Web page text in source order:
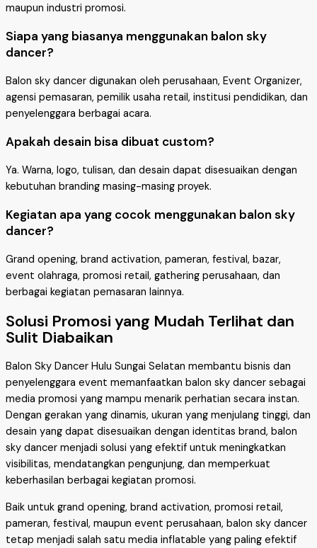
maupun industri promosi.
Siapa yang biasanya menggunakan balon sky
dancer?
Balon sky dancer digunakan oleh perusahaan, Event Organizer,
agensi pemasaran, pemilik usaha retail, institusi pendidikan, dan
penyelenggara berbagai acara.
Apakah desain bisa dibuat custom?
Ya. Warna, logo, tulisan, dan desain dapat disesuaikan dengan
kebutuhan branding masing-masing proyek.
Kegiatan apa yang cocok menggunakan balon sky
dancer?
Grand opening, brand activation, pameran, festival, bazar,
event olahraga, promosi retail, gathering perusahaan, dan
berbagai kegiatan pemasaran lainnya.
Solusi Promosi yang Mudah Terlihat dan
Sulit Diabaikan
Balon Sky Dancer Hulu Sungai Selatan membantu bisnis dan
penyelenggara event memanfaatkan balon sky dancer sebagai
media promosi yang mampu menarik perhatian secara instan.
Dengan gerakan yang dinamis, ukuran yang menjulang tinggi, dan
desain yang dapat disesuaikan dengan identitas brand, balon
sky dancer menjadi solusi yang efektif untuk meningkatkan
visibilitas, mendatangkan pengunjung, dan memperkuat
keberhasilan berbagai kegiatan promosi.
Baik untuk grand opening, brand activation, promosi retail,
pameran, festival, maupun event perusahaan, balon sky dancer
tetap menjadi salah satu media inflatable yang paling efektif